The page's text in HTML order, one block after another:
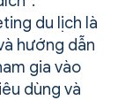
du lịch là
hướng dẫn
gia vào
dùng và